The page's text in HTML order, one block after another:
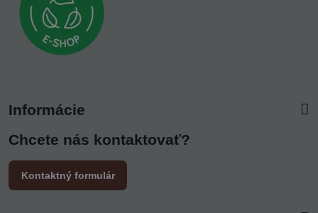
Informácie
Chcete nás kontaktovať?
Kontaktný formulár